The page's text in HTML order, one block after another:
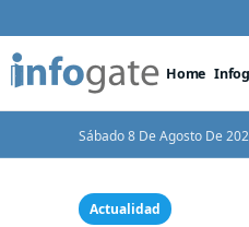
Home
Sábado 8 De Agosto De
Actualidad